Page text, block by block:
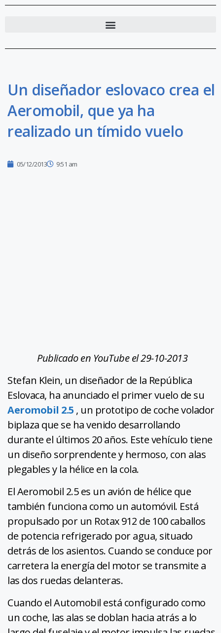
Un diseñador eslovaco crea el
Aeromobil, que ya ha
realizado un tímido vuelo
05/12/2013 9:51 am
Publicado en YouTube el 29-10-2013
Stefan Klein, un diseñador de la República
Eslovaca, ha anunciado el primer vuelo de su
Aeromobil 2.5 , un prototipo de coche volador
biplaza que se ha venido desarrollando
durante el últimos 20 años. Este vehículo tiene
un diseño sorprendente y hermoso, con alas
plegables y la hélice en la cola.
El Aeromobil 2.5 es un avión de hélice que
también funciona como un automóvil. Está
propulsado por un Rotax 912 de 100 caballos
de potencia refrigerado por agua, situado
detrás de los asientos. Cuando se conduce por
carretera la energía del motor se transmite a
las dos ruedas delanteras.
Cuando el Automobil está configurado como
un coche, las alas se doblan hacia atrás a lo